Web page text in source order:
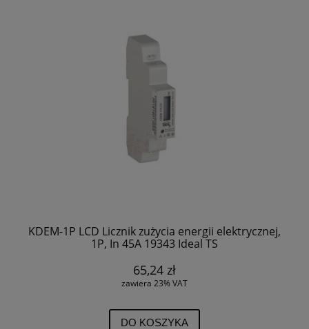
KDEM-1P LCD Licznik zużycia energii elektrycznej,
1P, In 45A 19343 Ideal TS
65,24 zł
zawiera 23% VAT
DO KOSZYKA